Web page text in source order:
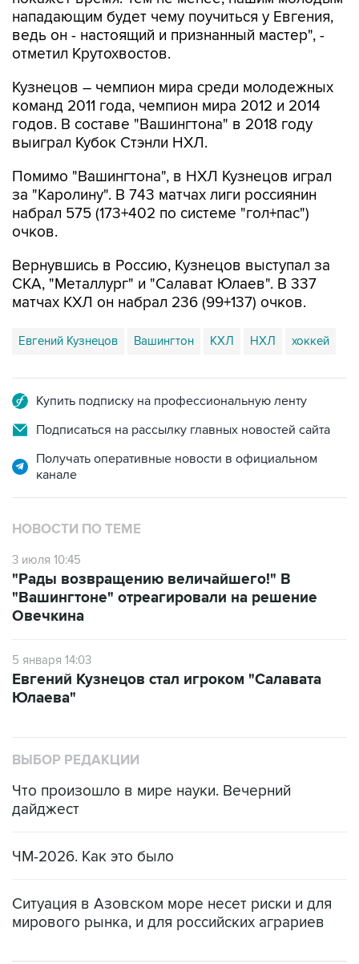
нападающим будет чему поучиться у Евгения,
ведь он - настоящий и признанный мастер", -
отметил Крутохвостов.
Кузнецов – чемпион мира среди молодежных
команд 2011 года, чемпион мира 2012 и 2014
годов. В составе "Вашингтона" в 2018 году
выиграл Кубок Стэнли НХЛ.
Помимо "Вашингтона", в НХЛ Кузнецов играл
за "Каролину". В 743 матчах лиги россиянин
набрал 575 (173+402 по системе "гол+пас")
очков.
Вернувшись в Россию, Кузнецов выступал за
СКА, "Металлург" и "Салават Юлаев". В 337
матчах КХЛ он набрал 236 (99+137) очков.
Евгений Кузнецов Вашингтон КХЛ НХЛ хоккей
Купить подписку на профессиональную ленту
Подписаться на рассылку главных новостей сайта
Получать оперативные новости в официальном
канале
НОВОСТИ ПО ТЕМЕ
3 июля 10:45
"Рады возвращению величайшего!" В
"Вашингтоне" отреагировали на решение
Овечкина
5 января 14:03
Евгений Кузнецов стал игроком "Салавата
Юлаева"
ВЫБОР РЕДАКЦИИ
Что произошло в мире науки. Вечерний
дайджест
ЧМ-2026. Как это было
Ситуация в Азовском море несет риски и для
мирового рынка, и для российских аграриев